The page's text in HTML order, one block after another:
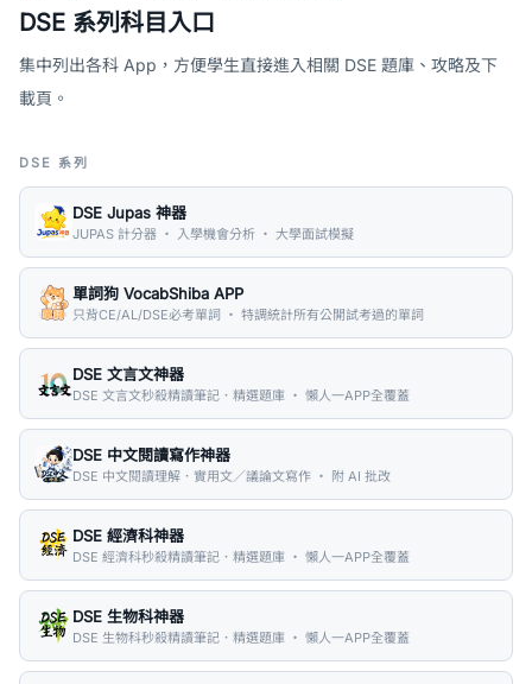
DSE 系列科目入口
集中列出各科 App，方便學生直接進入相關 DSE 題庫、攻略及下
載頁。
DSE 系列
DSE Jupas 神器
JUPAS 計分器 ・ 入學機會分析 ・ 大學面試模擬
單詞狗 VocabShiba APP
只背CE/AL/DSE必考單詞 ・ 特調統計所有公開試考過的單詞
DSE 文言文神器
DSE 文言文秒殺精讀筆記．精選題庫 ・ 懶人一APP全覆蓋
DSE 中文閱讀寫作神器
DSE 中文閱讀理解．實用文／議論文寫作 ・ 附 AI 批改
DSE 經濟科神器
DSE 經濟科秒殺精讀筆記．精選題庫 ・ 懶人一APP全覆蓋
DSE 生物科神器
DSE 生物科秒殺精讀筆記．精選題庫 ・ 懶人一APP全覆蓋